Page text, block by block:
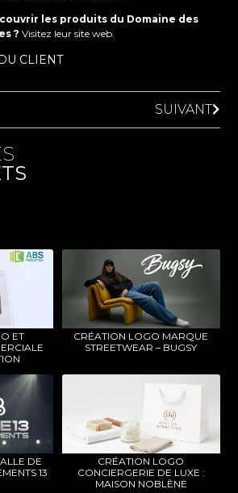
les produits du Domaine des
? Visitez leur site web.
CLIENT
SUIVANT
ET
CRÉATION LOGO MARQUE
STREETWEAR – BUGSY
DE
13
CRÉATION LOGO
CONCIERGERIE DE LUXE :
MAISON NOBLÈNE